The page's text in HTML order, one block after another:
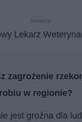
Reklama
Lekarz
zagrożenie
w regionie?
jest groźna dla